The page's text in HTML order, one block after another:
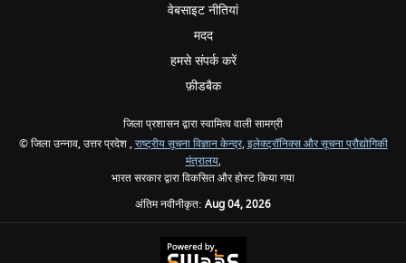
वेबसाइट नीतियां
मदद
हमसे संपर्क करें
फ़ीडबैक
जिला प्रशासन द्वारा स्वामित्व वाली सामग्री
© जिला उन्नाव, उत्तर प्रदेश , राष्ट्रीय सूचना विज्ञान केन्द्र, इलेक्ट्रॉनिक्स और सूचना प्रौद्योगिकी
मंत्रालय,
भारत सरकार द्वारा विकसित और होस्ट किया गया
अंतिम नवीनीकृत: Aug 04, 2026